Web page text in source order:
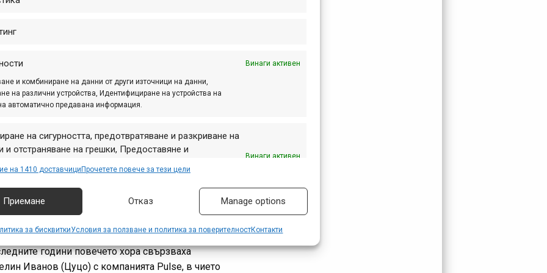
Винаги активен
и комбиниране на данни от други източници на данни,
на различни устройства, Идентифициране на устройства на
автоматично предавана информация.
на сигурността, предотвратяване и разкриване на
и отстраняване на грешки, Предоставяне и
на избори за поверителност.
Винаги активен
на 1410 доставчициПрочетете повече за тези цели
Приемане Отказ Manage options
за бисквиткиУсловия за ползване и политика за поверителностКонтакти
No Flats Eco-Nano Dry Lube
27, 2020 at 18:12.
предостави тази смазка за тестване преди
една година. Фактът, че към настоящия момент
може би...
на Joe’s No Flats вече са в
28, 2019 at 08:24. 1691
години повечето хора свързваха
Иванов (Цуцо) с компанията Pulse, в чието